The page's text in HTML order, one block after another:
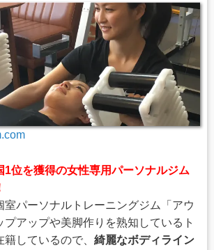
1位を獲得の女性専用パーソナルジム
室パーソナルトレーニングジム「アウ
プアップや美脚作りを熟知しているト
しているので、 綺麗なボディライン